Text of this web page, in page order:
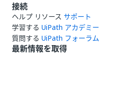
接続
ヘルプ リソース サポート
学習する UiPath アカデミー
質問する UiPath フォーラム
最新情報を取得